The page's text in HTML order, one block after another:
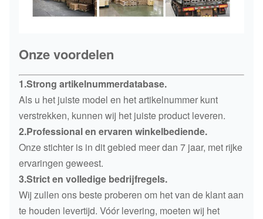
Onze voordelen
1.Strong artikelnummerdatabase.
Als u het juiste model en het artikelnummer kunt
verstrekken, kunnen wij het juiste product leveren.
2.Professional en ervaren winkelbediende.
Onze stichter is in dit gebied meer dan 7 jaar, met rijke
ervaringen geweest.
3.Strict en volledige bedrijfregels.
Wij zullen ons beste proberen om het van de klant aan
te houden levertijd. Vóór levering, moeten wij het